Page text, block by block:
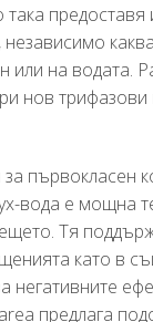
така предоставя
или на водата.
нов
първокласен
вода е мощна
Тя
като в
негативните
предлага